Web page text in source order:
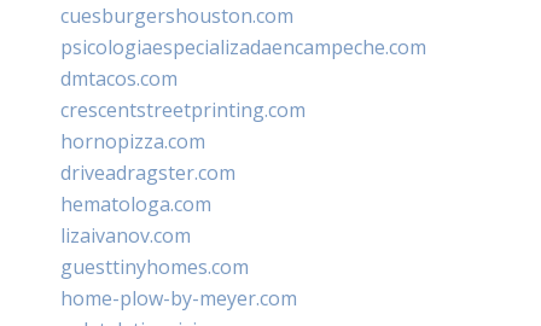
cuesburgershouston.com
psicologiaespecializadaencampeche.com
dmtacos.com
crescentstreetprinting.com
hornopizza.com
driveadragster.com
hematologa.com
lizaivanov.com
guesttinyhomes.com
home-plow-by-meyer.com